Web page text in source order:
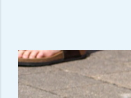
Scholen - RD Maasland